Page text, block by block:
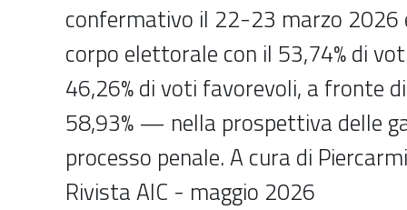
confermativo il 22-23 marzo 2026
corpo elettorale con il 53,74% di
46,26% di voti favorevoli, a fronte
58,93% — nella prospettiva delle
processo penale. A cura di
Rivista AIC - maggio 2026